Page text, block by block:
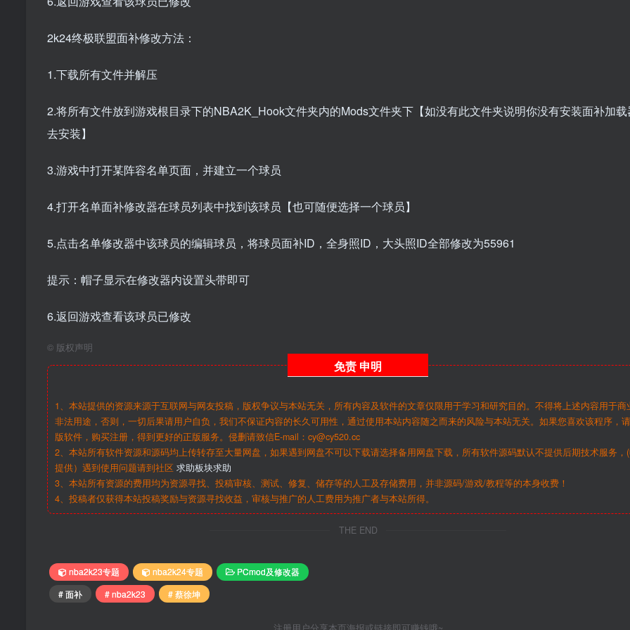
2k24终极联盟面补修改方法：
1.下载所有文件并解压
2.将所有文件放到游戏根目录下的NBA2K_Hook文件夹内的Mods文件夹下【如没有此文件夹说明你没有安装面补加
去安装】
3.游戏中打开某阵容名单页面，并建立一个球员
4.打开名单面补修改器在球员列表中找到该球员【也可随便选择一个球员】
5.点击名单修改器中该球员的编辑球员，将球员面补ID，全身照ID，大头照ID全部修改为55961
提示：帽子显示在修改器内设置头带即可
6.返回游戏查看该球员已修改
© 版权声明
免责 申明
1、本站提供的资源来源于互联网与网友投稿，版权争议与本站无关，所有内容及软件的文章仅限用于学习和研究目的。不得将上述内容用于商
非法用途，否则，一切后果请用户自负，我们不保证内容的长久可用性，通过使用本站内容随之而来的风险与本站无关。如果您喜欢该程序，
版软件，购买注册，得到更好的正版服务。侵删请致信E-mail：cy@cy520.cc
2、本站所有软件资源和源码均上传转存至大量网盘，如果遇到网盘不可以下载请选择备用网盘下载，所有软件源码默认不提供后期技术服务，
提供）遇到使用问题请到社区 求助板块求助
3、本站所有资源的费用均为资源寻找、投稿审核、测试、修复、储存等的人工及存储费用，并非源码/游戏/教程等的本身收费！
4、投稿者仅获得本站投稿奖励与资源寻找收益，审核与推广的人工费用为推广者与本站所得。
THE END
nba2k23专题 nba2k24专题
PCmod及修改器
# 面补
# nba2k23 # 蔡徐坤